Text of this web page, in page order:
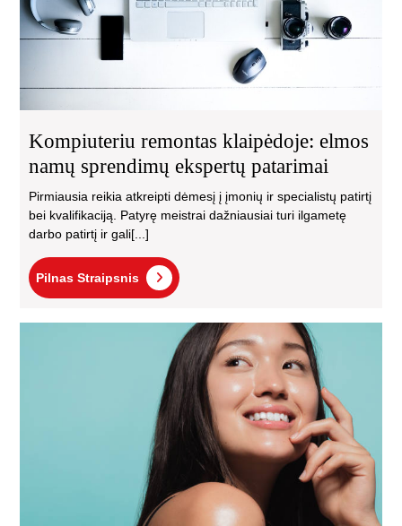
Kompiuteriu remontas klaipėdoje: elmos
namų sprendimų ekspertų patarimai
Pirmiausia reikia atkreipti dėmesį į įmonių ir specialistų patirtį
bei kvalifikaciją. Patyrę meistrai dažniausiai turi ilgametę
darbo patirtį ir gali[...]
Pilnas Straipsnis
Pilnas
Straipsnis